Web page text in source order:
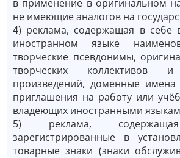
в применение в оригинальном
не имеющие аналогов на
4) реклама, содержащая в себе
иностранном языке
творческие псевдонимы,
творческих коллективов и
произведений, доменные имена
приглашения на работу или
владеющих иностранными
5) реклама,
зарегистрированные в
товарные знаки (знаки